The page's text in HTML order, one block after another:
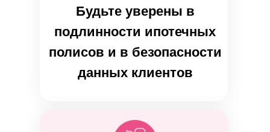
Будьте уверены в
подлинности ипотечных
полисов и в безопасности
данных клиентов